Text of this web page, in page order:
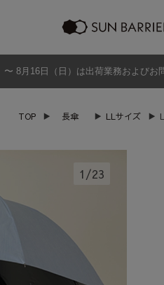
グッズ
〜 8月16日（日）は出荷業務および
TOP ▶ 長傘 ▶ LLサイズ ▶
1 /23